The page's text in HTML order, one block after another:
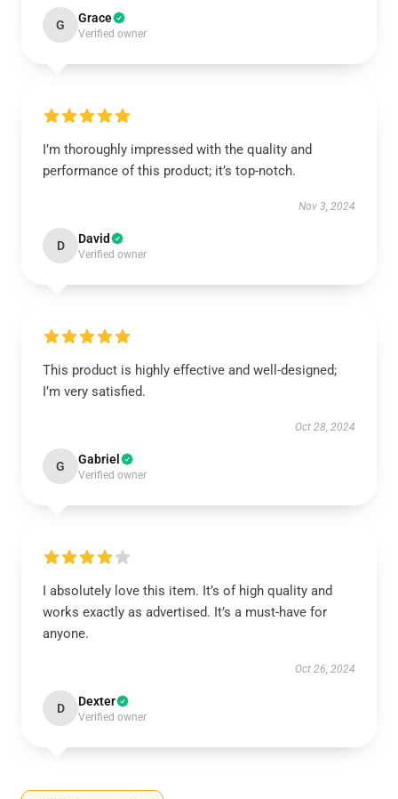
G Grace
Verified owner
I’m thoroughly impressed with the quality and
performance of this product; it’s top-notch.
Nov 3, 2024
D David
Verified owner
This product is highly effective and well-designed;
I’m very satisfied.
Oct 28, 2024
G Gabriel
Verified owner
I absolutely love this item. It’s of high quality and
works exactly as advertised. It’s a must-have for
anyone.
Oct 26, 2024
D Dexter
Verified owner